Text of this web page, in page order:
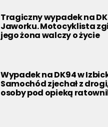
Tragiczny wypadek na
Jaworku. Motocyklista
jego żona walczy o życie
Wypadek na DK94 w
Samochód zjechał z
osoby pod opieką